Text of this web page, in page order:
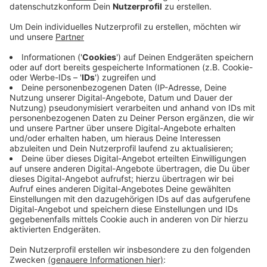
Seit vielen Jahrzehnten wirbt er fürs Sparen. Die
Preise steigen in allen Bereichen und das Sparen lohnt
sich schon lange nicht mehr, Zinsen gibt es nicht. Viel
mehr droht Sparern die Gefahr, für ihr Geld auf der
Bank selbst noch zahlen zu müssen. Das ist alles
düster, räumt Andreas Pfingsten vom Institut für
Kreditwesen an der Uni Münster ein. Dennoch ist es
wichtig, an später zu denken und auf das Alter
vorbereitet zu sein. Aktien lohnen sich. Allerdings
sollten Sie nicht auf einzelne Aktien setzen, da sei das
Risiko zu groß. Fonds würden sich eher lohnen.
Die Experten der Banken geben Tipps je nach
Situation des Sparers und seinen Zielen. Hier gibt es
extra Protokolle, die für Sichheit sorgen. Vorsicht gilt
sich selbst online zu informieren. Vielfach fehlt hier ein
Qualitätscheck der verschiedenen Möglichkeiten.
Anzeige